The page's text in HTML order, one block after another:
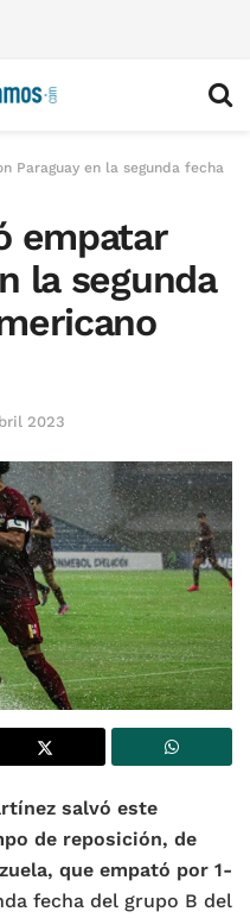
Paraguay en la segunda fecha
empatar
la segunda
2023
salvó este
de reposición, de
que empató por 1-
fecha del grupo B del